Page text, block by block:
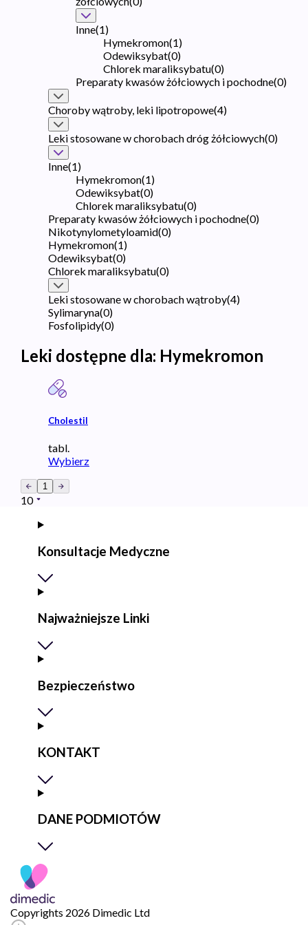
Inne(1)
Hymekromon(1)
Odewiksybat(0)
Chlorek maraliksybatu(0)
Preparaty kwasów żółciowych i pochodne(0)
Choroby wątroby, leki lipotropowe(4)
Leki stosowane w chorobach dróg żółciowych(0)
Inne(1)
Hymekromon(1)
Odewiksybat(0)
Chlorek maraliksybatu(0)
Preparaty kwasów żółciowych i pochodne(0)
Nikotynylometyloamid(0)
Hymekromon(1)
Odewiksybat(0)
Chlorek maraliksybatu(0)
Leki stosowane w chorobach wątroby(4)
Sylimaryna(0)
Fosfolipidy(0)
Leki dostępne dla: Hymekromon
Cholestil
tabl.
Wybierz
1
10
Konsultacje Medyczne
Najważniejsze Linki
Bezpieczeństwo
KONTAKT
DANE PODMIOTÓW
Copyrights 2026 Dimedic Ltd